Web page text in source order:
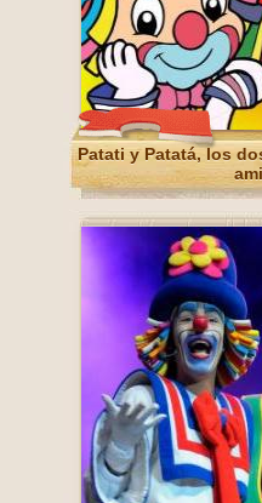
Patati y Patatá, los